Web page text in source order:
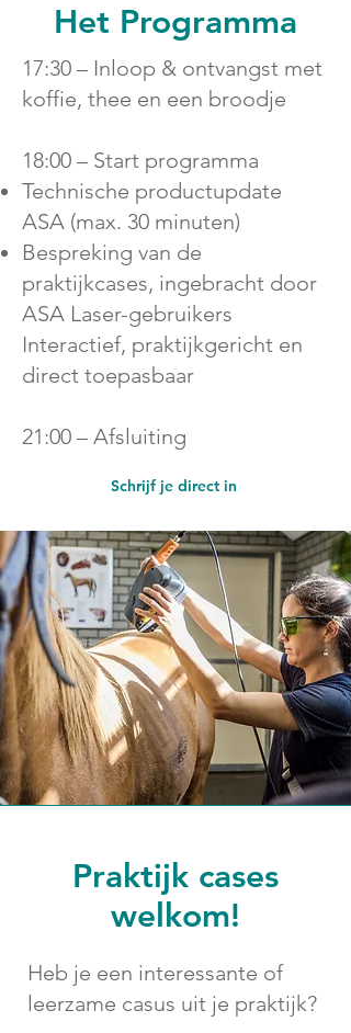
Het Programma
17:30 – Inloop & ontvangst met
koffie, thee en een broodje
18:00 – Start programma
Technische productupdate
ASA (max. 30 minuten)
Bespreking van de
praktijkcases, ingebracht door
ASA Laser-gebruikers
Interactief, praktijkgericht en
direct toepasbaar
21:00 – Afsluiting
Schrijf je direct in
Praktijk cases
welkom!
Heb je een interessante of
leerzame casus uit je praktijk?